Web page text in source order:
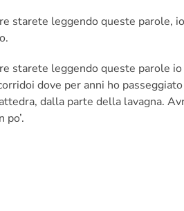
starete leggendo queste parole,
starete leggendo queste parole
dove per anni ho
dalla parte della lavagna.
po’.